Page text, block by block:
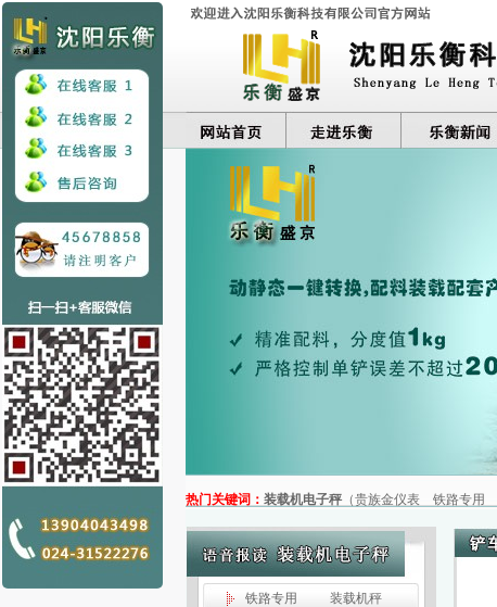
热门关键词： 装载机电子秤（贵族金仪表 铁路专用
铁路专用 装载机秤